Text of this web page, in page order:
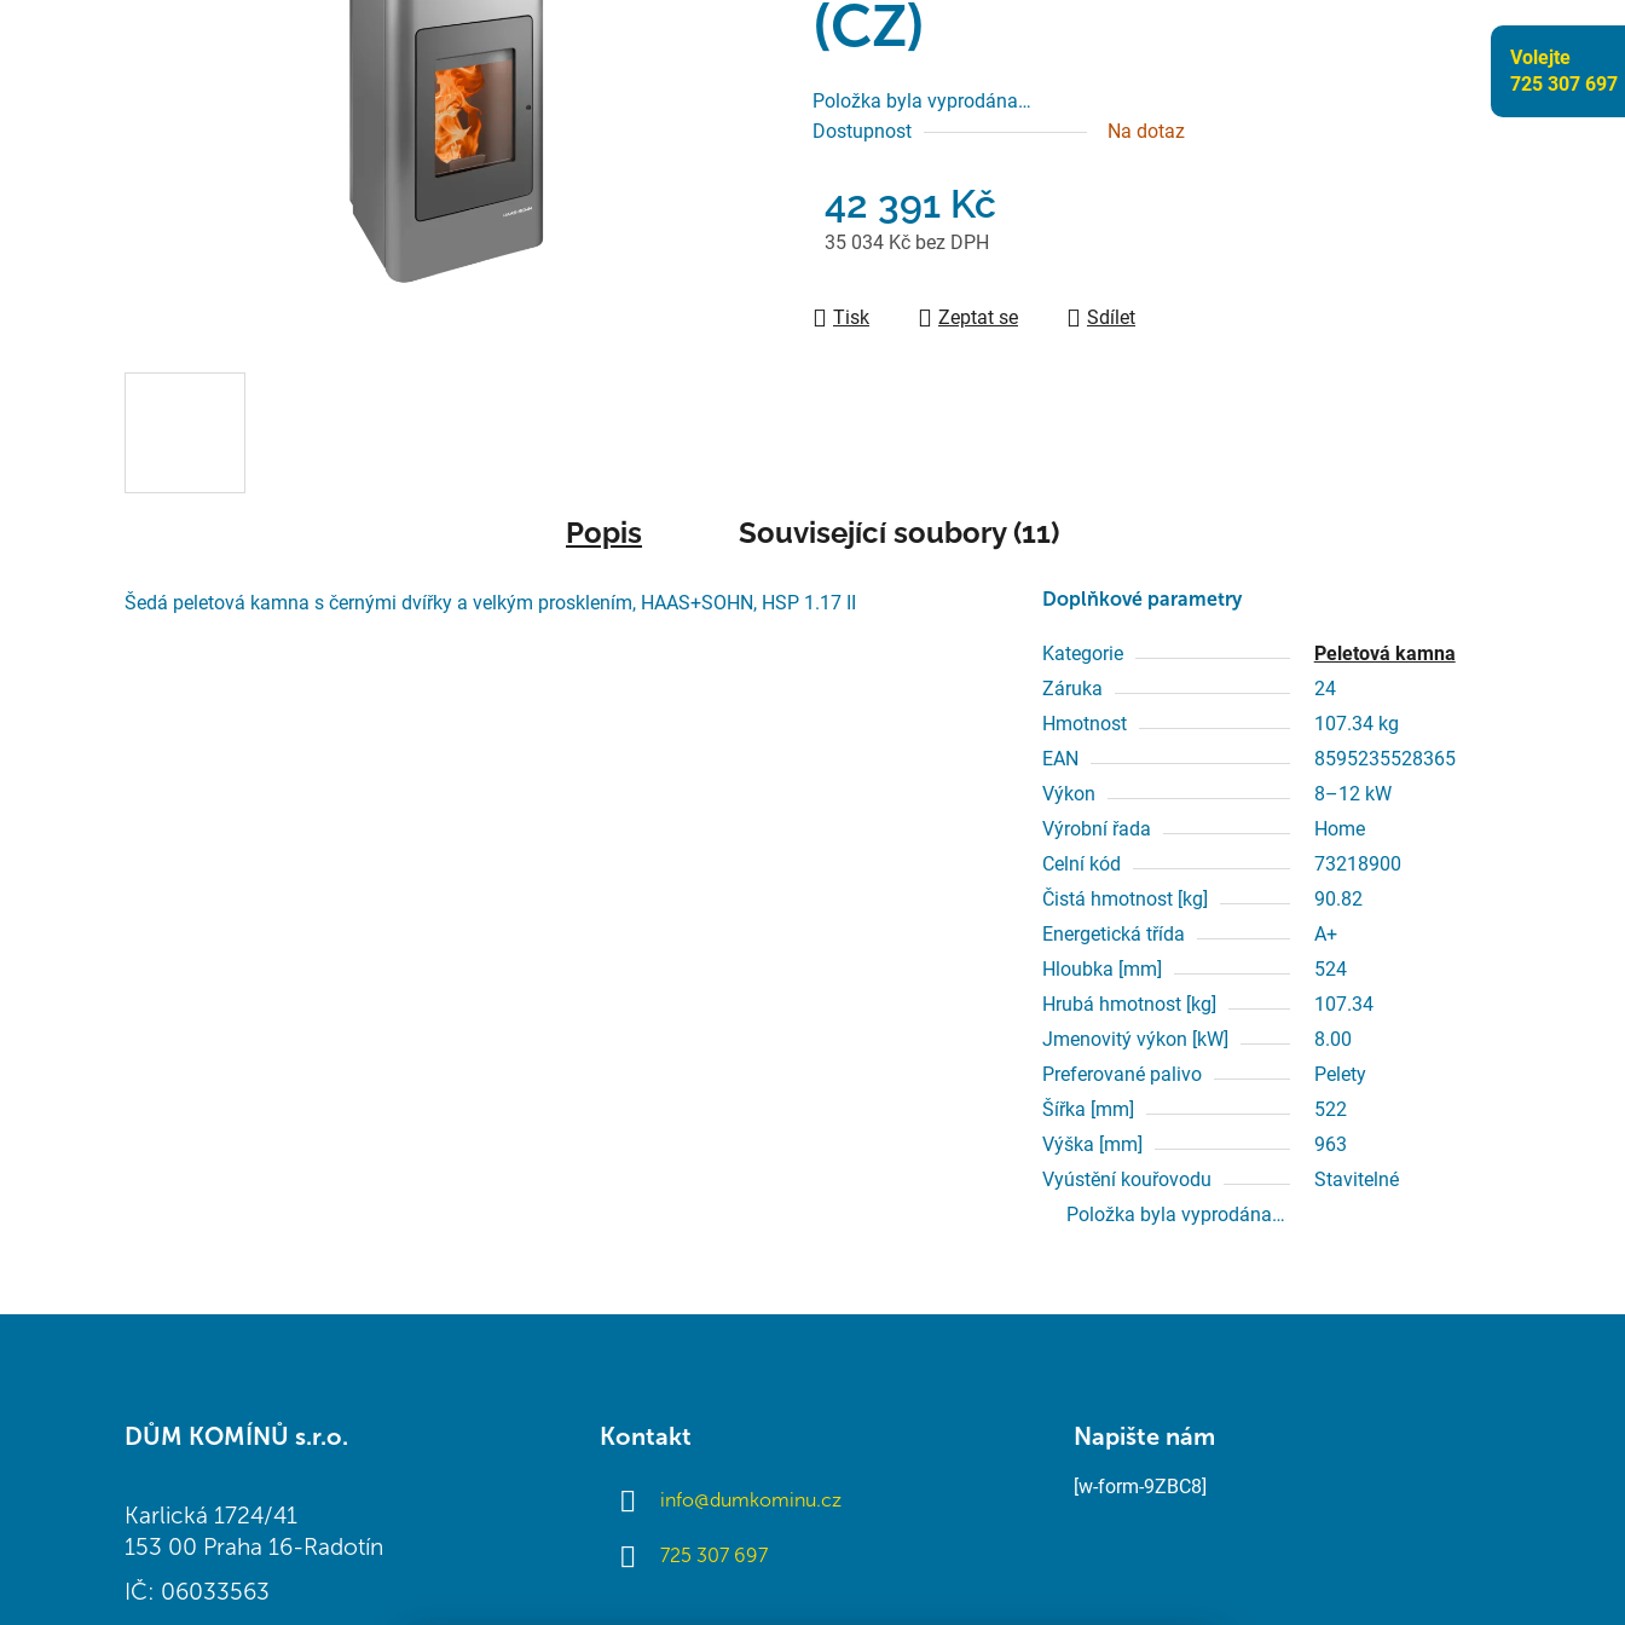
Volejte
725 307 697
(CZ)
Položka byla vyprodána…
Dostupnost
Na dotaz
42 391 Kč
35 034 Kč bez DPH
Tisk
Zeptat se Sdílet
Popis Související soubory (11)
Šedá peletová kamna s černými dvířky a velkým prosklením, HAAS+SOHN, HSP 1.17 II Doplňkové parametry
Kategorie
Peletová kamna
Záruka
24
Hmotnost
107.34 kg
EAN
8595235528365
Výkon
8–12 kW
Výrobní řada
Home
Celní kód
73218900
Čistá hmotnost [kg]
90.82
Energetická třída
A+
Hloubka [mm]
524
Hrubá hmotnost [kg]
107.34
Jmenovitý výkon [kW]
8.00
Preferované palivo
Pelety
Šířka [mm]
522
Výška [mm]
963
Vyústění kouřovodu
Stavitelné
Položka byla vyprodána…
DŮM KOMÍNŮ s.r.o.
Karlická 1724/41
153 00 Praha 16-Radotín
IČ: 06033563
Kontakt
info@dumkominu.cz
725 307 697
Napište nám
[w-form-9ZBC8]